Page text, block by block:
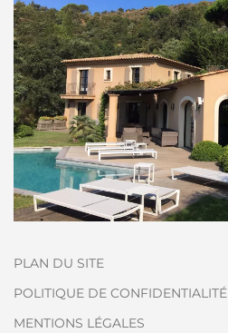
PLAN DU SITE
POLITIQUE DE CONFIDENTIALITÉ
MENTIONS LÉGALES